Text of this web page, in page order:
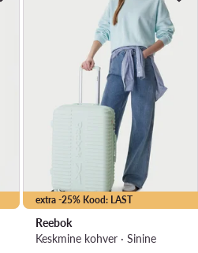
extra -25% Kood: LAST
Reebok
Keskmine kohver · Sinine